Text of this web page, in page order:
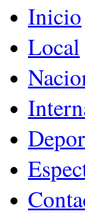
Inicio
Local